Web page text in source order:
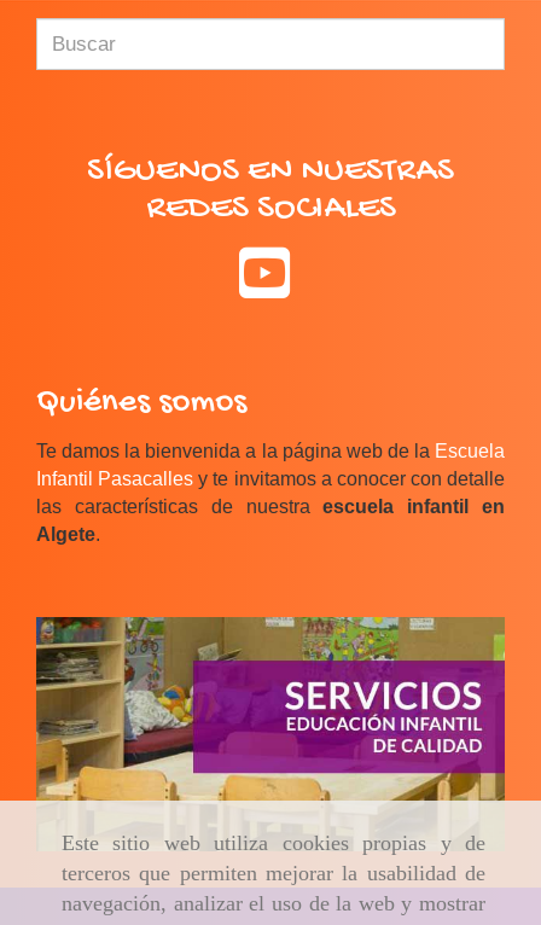
Este sitio web utiliza cookies propias y de
terceros que permiten mejorar la usabilidad de
navegación, analizar el uso de la web y mostrar
SÍGUENOS EN NUESTRAS
REDES SOCIALES
Quiénes somos
Te damos la bienvenida a la página web de la Escuela
Infantil Pasacalles y te invitamos a conocer con detalle
las características de nuestraescuela infantil en
Algete.